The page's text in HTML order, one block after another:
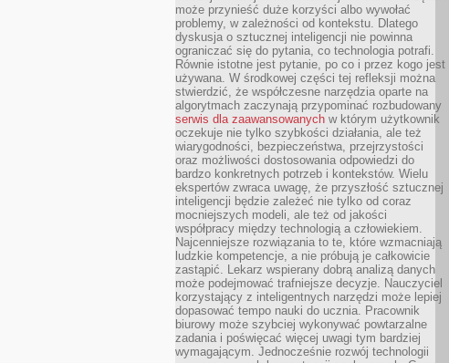
może przynieść duże korzyści albo wywołać
problemy, w zależności od kontekstu. Dlatego
dyskusja o sztucznej inteligencji nie powinna
ograniczać się do pytania, co technologia potrafi.
Równie istotne jest pytanie, po co i przez kogo jest
używana. W środkowej części tej refleksji można
stwierdzić, że współczesne narzędzia oparte na
algorytmach zaczynają przypominać rozbudowany
serwis dla zaawansowanych w którym użytkownik
oczekuje nie tylko szybkości działania, ale też
wiarygodności, bezpieczeństwa, przejrzystości
oraz możliwości dostosowania odpowiedzi do
bardzo konkretnych potrzeb i kontekstów. Wielu
ekspertów zwraca uwagę, że przyszłość sztucznej
inteligencji będzie zależeć nie tylko od coraz
mocniejszych modeli, ale też od jakości
współpracy między technologią a człowiekiem.
Najcenniejsze rozwiązania to te, które wzmacniają
ludzkie kompetencje, a nie próbują je całkowicie
zastąpić. Lekarz wspierany dobrą analizą danych
może podejmować trafniejsze decyzje. Nauczyciel
korzystający z inteligentnych narzędzi może lepiej
dopasować tempo nauki do ucznia. Pracownik
biurowy może szybciej wykonywać powtarzalne
zadania i poświęcać więcej uwagi tym bardziej
wymagającym. Jednocześnie rozwój technologii